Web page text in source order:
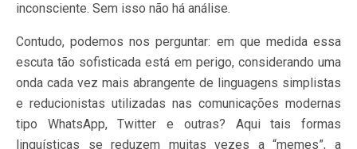
inconsciente. Sem isso não há análise.
Contudo, podemos nos perguntar: em que medida essa
escuta tão sofisticada está em perigo, considerando uma
onda cada vez mais abrangente de linguagens simplistas
e reducionistas utilizadas nas comunicações modernas
tipo WhatsApp, Twitter e outras? Aqui tais formas
linguísticas se reduzem muitas vezes a “memes”, a